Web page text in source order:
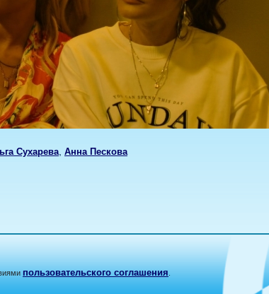
Сухарева Анна Пескова
пользовательского соглашения